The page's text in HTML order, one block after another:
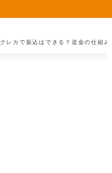
クレカで振込はできる？送金の仕組